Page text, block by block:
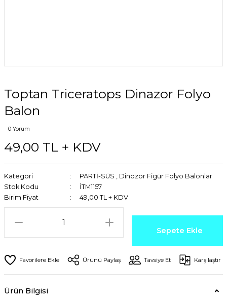
Toptan Triceratops Dinazor Folyo
Balon
0 Yorum
49,00 TL + KDV
Kategori PARTİ-SÜS , Dinozor Figür Folyo Balonlar
Stok Kodu
İTM1157
Birim Fiyat
49,00 TL + KDV
Sepete Ekle
Ürünü Paylaş Tavsiye Et Karşılaştır
Ürün Bilgisi